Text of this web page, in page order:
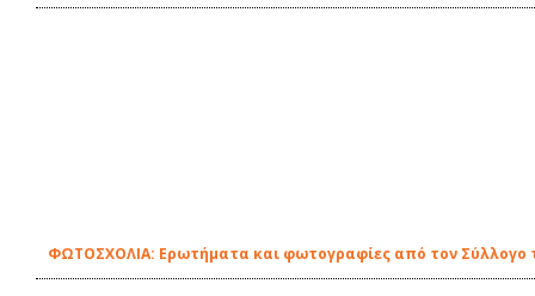
ΦΩΤΟΣΧΟΛΙΑ: Ερωτήματα και φωτογραφίες από τον Σύλλογο